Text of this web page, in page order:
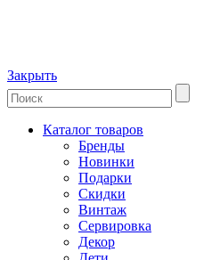
Закрыть
Каталог товаров
Бренды
Новинки
Подарки
Скидки
Винтаж
Сервировка
Декор